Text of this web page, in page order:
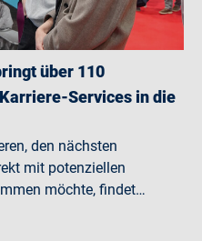
über 110
Services in die
den nächsten
mit potenziellen
möchte, findet…